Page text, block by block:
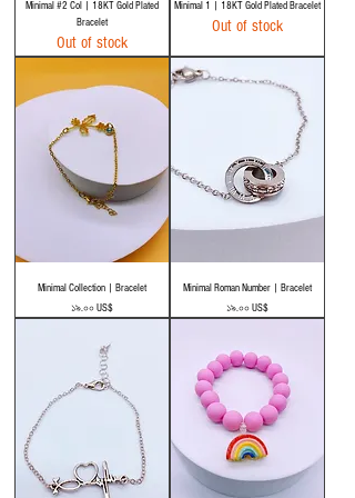
Minimal #2 Col | 18KT Gold Plated
Bracelet
Out of stock
Minimal 1 | 18KT Gold Plated Bracelet
Out of stock
Minimal Collection | Bracelet
Price
১৯.০০ US$
Minimal Roman Number | Bracelet
Price
১৯.০০ US$